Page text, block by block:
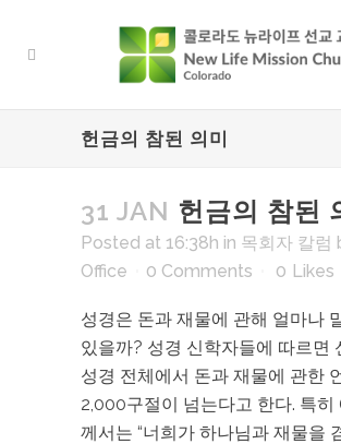
헌금의 참된 의미
31 JAN 헌금의 참된
Posted at 16:38h in 목회자 칼럼
Office
0 Comments 0 Likes
성경은 돈과 재물에 관해 얼마나
있을까? 성경 신학자들에 따르면
성경 전체에서 돈과 재물에 관한
2,000구절이 넘는다고 한다. 특히
께서는 “너희가 하나님과 재물을